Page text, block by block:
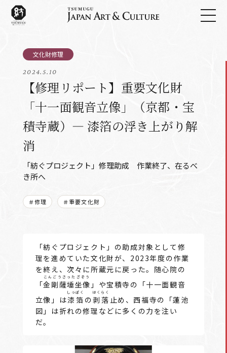
2024.5.10
【修理リポート】重要文化財
「十一面観音立像」（京都・宝
積寺蔵）― 漆箔の浮き上がり解
消
「紡ぐプロジェクト」修理助成 作業終了、在るべ
き所へ
＃修理 ＃重要文化財
「紡ぐプロジェクト」の助成対象として修
理を進めていた文化財が、2023年度の作業
を終え、次々に所蔵元に戻った。随心院の
「金剛薩埵坐像
こんごうさったざぞう
」や宝積寺の「十一面観音
立像」は漆箔
しっぱく
の剥落
はくらく
止め、西福寺の「蓮池
図」は折れの修理などに多くの力を注い
だ。